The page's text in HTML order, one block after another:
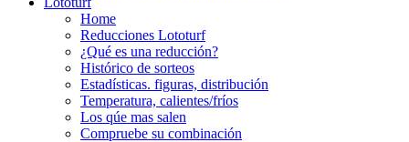
Home
Reducciones Lototurf
¿Qué es una reducción?
Histórico de sorteos
Estadísticas. figuras, distribución
Temperatura, calientes/fríos
Los qúe mas salen
Compruebe su combinación